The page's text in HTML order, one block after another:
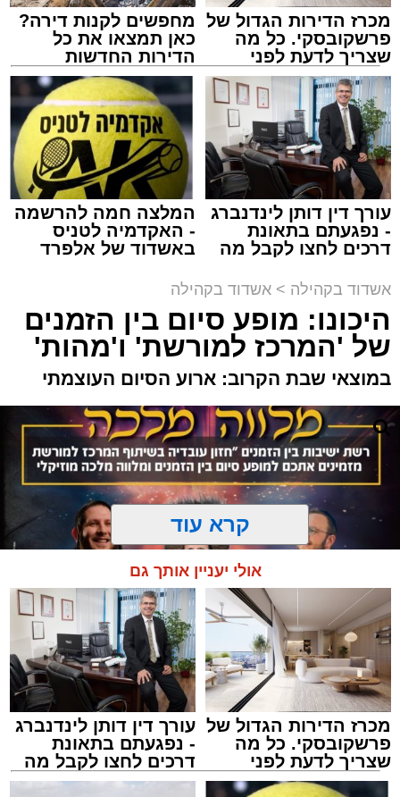
מעגלים
מנהל האתר / 20:31 06.08.26
תגים:אשדוד, הגרי"ב שרייבר, מעגלים
ארוע שטרם היה כמותו: בשבוע הבא ביום ג'
'אלול', והם יזכו לשמוע את גדולי הדור, מרן הגרי"ב
שרייבר שליט"א והגאון רבי ישאי טולידנו שליט"א,
שבשעה נדירה של קורת רוח ישתפו את שומעיהם
באשר ראו וקיבלו בבתי הוריהם, הגאון רבי פנחס
שרייבר זצ"ל והגאון רבי ניסים טולידנו זצ"ל, כאשר
מטרתם של הדברים שישמעו היא לעורר הלבבות
ולהחדיר אהבת אמת לתורה.
הארוע, במסגרת ארועי 'מעגלים', יתקיים בבית
הכנסת 'חניכי הישיבות' רובע ג', ביום שלישי הקרוב
לאחר הארוע יתקיים רב שיח וכן פלפול תלמודי
בריתחא דאורייתא בעומקא דשמעתתא.
מכרז הדירות הגדול של
פרשקובסקי. כל מה
שצריך לדעת לפני
שמגישים הצעה לדירה
באשדוד
מחפשים לקנות דירה?
כאן תמצאו את כל
הדירות החדשות
למכירה באשדוד >>>
עורך דין דותן לינדנברג
- נפגעתם בתאונת
דרכים לחצו לקבל מה
המלצה חמה להרשמה
- האקדמיה לטניס
באשדוד של אלפרד
אשדוד בקהילה > אשדוד בקהילה
היכונו: מופע סיום בין הזמנים
של 'המרכז למורשת' ו'מהות'
במוצאי שבת הקרוב: ארוע הסיום העוצמתי
המרכז למורשת
מנהל האתר / 10:42 06.08.26
קרא עוד
אולי יעניין אותך גם
מכרז הדירות הגדול של
פרשקובסקי. כל מה
שצריך לדעת לפני
שמגישים הצעה לדירה
עורך דין דותן לינדנברג
- נפגעתם בתאונת
דרכים לחצו לקבל מה
שמגיע לכם